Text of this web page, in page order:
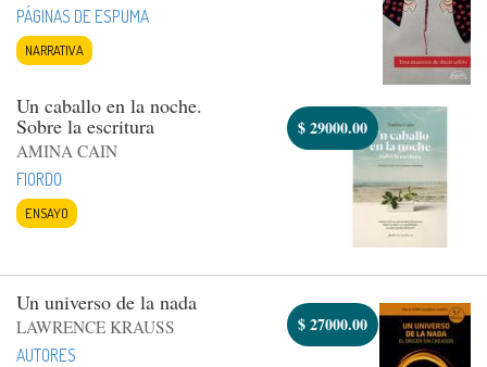
PÁGINAS DE ESPUMA
NARRATIVA
Un caballo en la noche.
Sobre la escritura
AMINA CAIN
FIORDO
ENSAYO
$29000.00
Un universo de la nada
LAWRENCE KRAUSS
AUTORES
$27000.00